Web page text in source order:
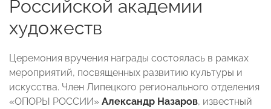
Российской академии
художеств
Церемония вручения награды состоялась в рамках
мероприятий, посвященных развитию культуры и
искусства. Член Липецкого регионального отделения
«ОПОРЫ РОССИИ» Александр Назаров, известный